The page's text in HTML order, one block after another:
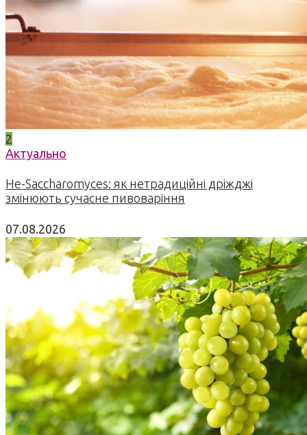
2
Актуально
Не-Saccharomyces: як нетрадиційні дріжджі
змінюють сучасне пивоваріння
07.08.2026